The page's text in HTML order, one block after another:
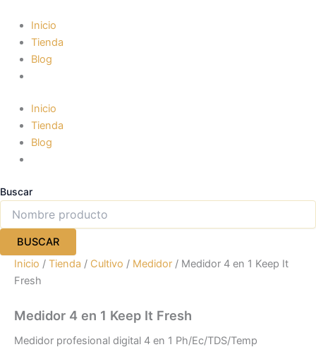
contenido
Inicio
Tienda
Blog
Inicio
Tienda
Blog
Buscar
BUSCAR
Inicio / Tienda / Cultivo / Medidor / Medidor 4 en 1 Keep It
Fresh
Medidor 4 en 1 Keep It Fresh
Medidor profesional digital 4 en 1 Ph/Ec/TDS/Temp